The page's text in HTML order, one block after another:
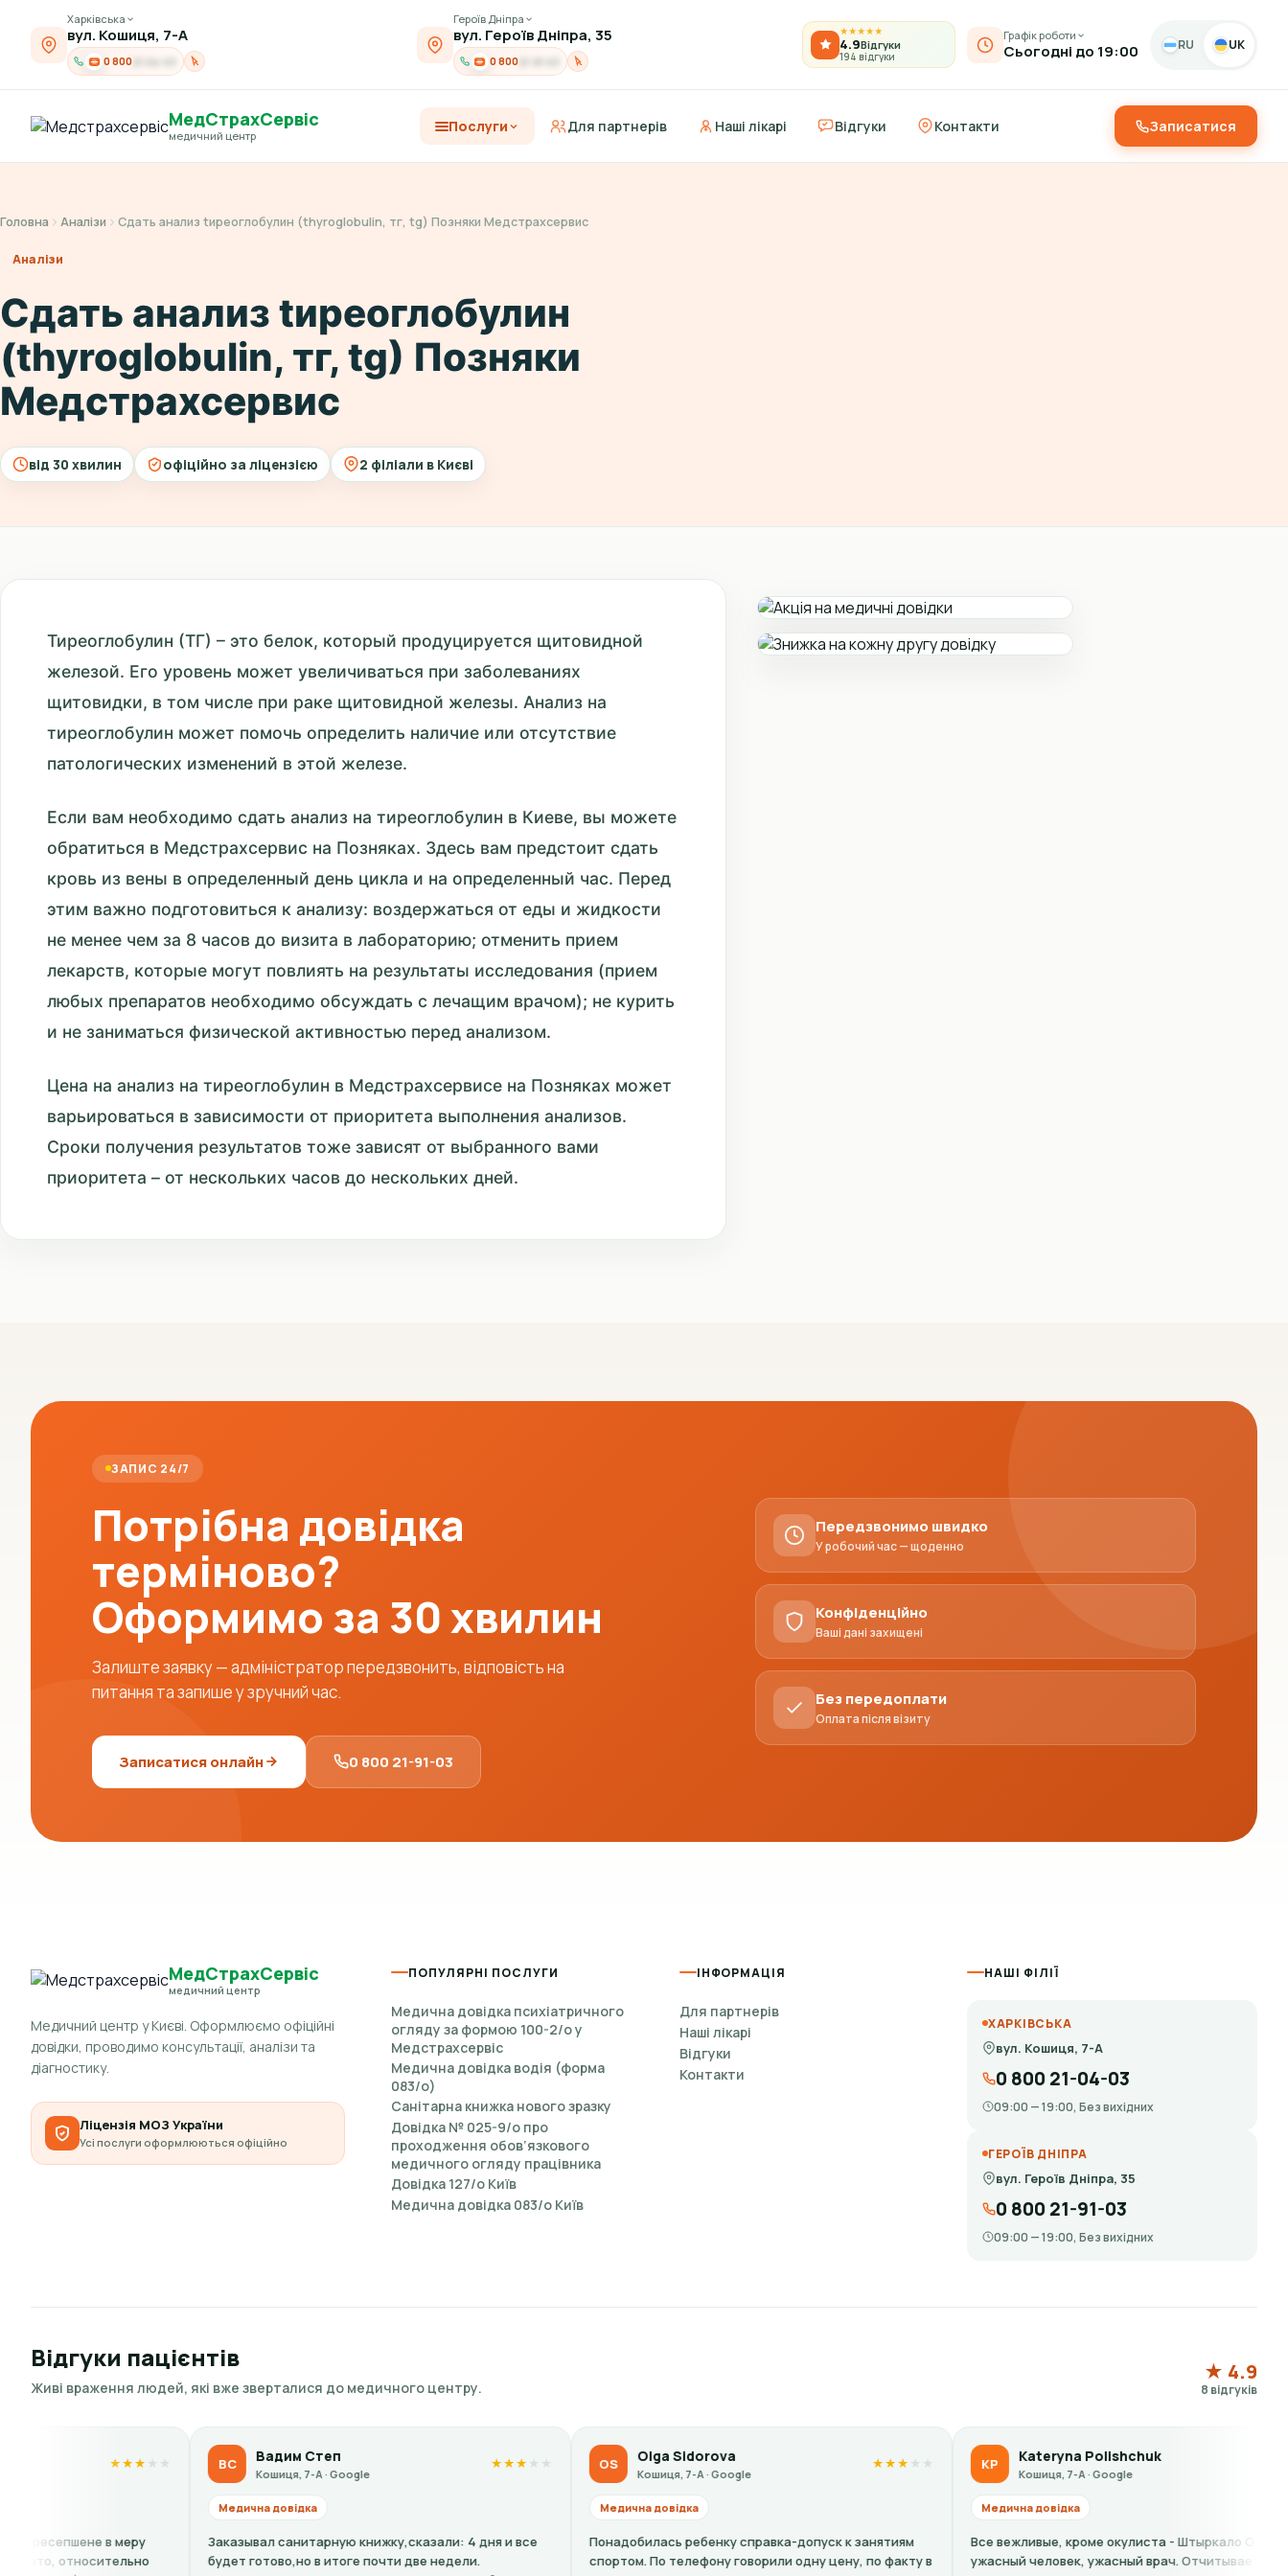
Харківська
вул. Кошиця, 7-А
0 800
Героїв Дніпра
вул. Героїв Дніпра, 35
0 80021-91-03
★★★★★
4.9Відгуки
194 відгуки
Графік роботи
Сьогодні до 19:00 RU UK
МедСтрахСервіс
медичний центр
Послуги Для партнерів Наші лікарі Відгуки Контакти Записатися
Головна Аналізи Сдать анализ tиреоглобулин (thyroglobulin, тг, tg) Позняки Медстрахсервис
Аналізи
Сдать анализ tиреоглобулин
(thyroglobulin, тг, tg) Позняки
Медстрахсервис
від 30 хвилин офіційно за ліцензією 2 філіали в Києві
Тиреоглобулин (ТГ) – это белок, который продуцируется щитовидной
железой. Его уровень может увеличиваться при заболеваниях
щитовидки, в том числе при раке щитовидной железы. Анализ на
тиреоглобулин может помочь определить наличие или отсутствие
патологических изменений в этой железе.
Если вам необходимо сдать анализ на тиреоглобулин в Киеве, вы можете
обратиться в Медстрахсервис на Позняках. Здесь вам предстоит сдать
кровь из вены в определенный день цикла и на определенный час. Перед
этим важно подготовиться к анализу: воздержаться от еды и жидкости
не менее чем за 8 часов до визита в лабораторию; отменить прием
лекарств, которые могут повлиять на результаты исследования (прием
любых препаратов необходимо обсуждать с лечащим врачом); не курить
и не заниматься физической активностью перед анализом.
Цена на анализ на тиреоглобулин в Медстрахсервисе на Позняках может
варьироваться в зависимости от приоритета выполнения анализов.
Сроки получения результатов тоже зависят от выбранного вами
приоритета – от нескольких часов до нескольких дней.
ЗАПИС 24/7
Потрібна довідка
терміново?
Оформимо за 30 хвилин
Залиште заявку — адміністратор передзвонить, відповість на
питання та запише у зручний час.
Записатися онлайн 0 800 21-91-03
Передзвонимо швидко
У робочий час — щоденно
Конфіденційно
Ваші дані захищені
Без передоплати
Оплата після візиту
МедСтрахСервіс
медичний центр
Медичний центр у Києві. Оформлюємо офіційні
довідки, проводимо консультації, аналізи та
діагностику.
Ліцензія МОЗ України
Усі послуги оформлюються офіційно
ПОПУЛЯРНІ ПОСЛУГИ
Медична довідка психіатричного
огляду за формою 100-2/о у
Медстрахсервіс
Медична довідка водія (форма
083/о)
Санітарна книжка нового зразку
Довідка № 025-9/о про
проходження обов’язкового
медичного огляду працівника
Довідка 127/о Київ
Медична довідка 083/о Київ
ІНФОРМАЦІЯ
Для партнерів
Наші лікарі
Відгуки
Контакти
НАШІ ФІЛІЇ
ХАРКІВСЬКА
вул. Кошиця, 7-А
0 800 21-04-03
09:00 — 19:00, Без вихідних
ГЕРОЇВ ДНІПРА
вул. Героїв Дніпра, 35
0 800 21-91-03
09:00 — 19:00, Без вихідних
Відгуки пацієнтів
Живі враження людей, які вже зверталися до медичного центру.
★ 4.9
8 відгуків
Вадим Степ
Кошиця, 7-А · Google
Заказывал санитарную книжку,сказали: 4 дня и все
будет готово,но в итоге почти две недели.
Olga Sidorova
Кошиця, 7-А · Google
Понадобилась ребенку справка-допуск к занятиям
спортом. По телефону говорили одну цену, по факту в
Kateryna Polishchuk
Кошиця, 7-А · Google
★★★★
Все вежливые, кроме окулиста - Штыркало О. -
ужасный человек, ужасный врач. Отчитывает за то
на